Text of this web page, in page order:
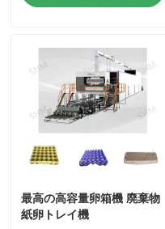
最高の高容量卵箱機 廃棄物
紙卵トレイ機